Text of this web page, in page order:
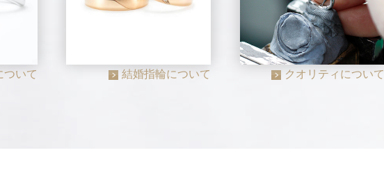
ついて 結婚指輪について クオリティについて